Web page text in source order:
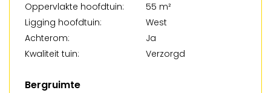
Oppervlakte hoofdtuin:
55 m²
Ligging hoofdtuin:
West
Achterom:
Ja
Kwaliteit tuin:
Verzorgd
Bergruimte